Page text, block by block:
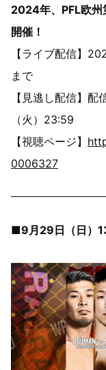
2024年、PFL欧州
開催！
【ライブ配信】
まで
【見逃し配信】
（火）23:59
【視聴ページ】
0006327
■9月29日（日）